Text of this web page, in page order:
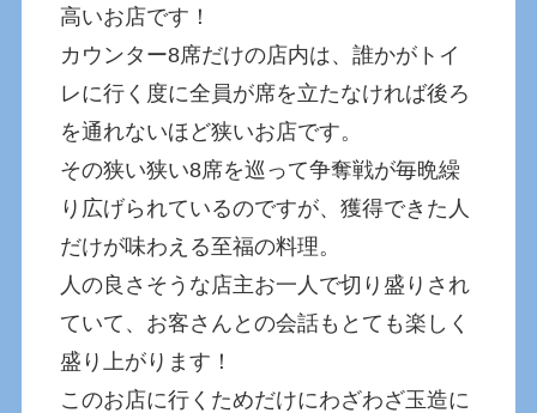
高いお店です！
カウンター8席だけの店内は、誰かがトイ
レに行く度に全員が席を立たなければ後ろ
を通れないほど狭いお店です。
その狭い狭い8席を巡って争奪戦が毎晩繰
り広げられているのですが、獲得できた人
だけが味わえる至福の料理。
人の良さそうな店主お一人で切り盛りされ
ていて、お客さんとの会話もとても楽しく
盛り上がります！
このお店に行くためだけにわざわざ玉造に